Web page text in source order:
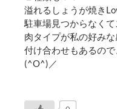
溢れるしょうが焼き
駐車場見つからなく
肉タイプが私の好み
付け合わせもあるの
(^O^)／